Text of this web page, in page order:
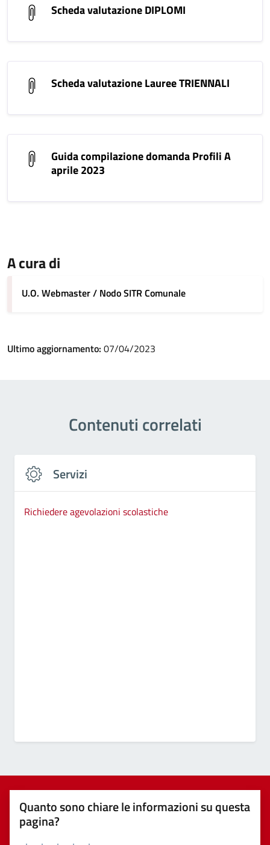
Scheda valutazione DIPLOMI
Scheda valutazione Lauree TRIENNALI
Guida compilazione domanda Profili A
aprile 2023
A cura di
U.O. Webmaster / Nodo SITR Comunale
Ultimo aggiornamento: 07/04/2023
Contenuti correlati
Servizi
Richiedere agevolazioni scolastiche
Quanto sono chiare le informazioni su questa
pagina?